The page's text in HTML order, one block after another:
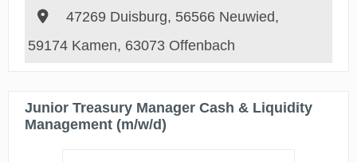
47269 Duisburg, 56566 Neuwied,
59174 Kamen, 63073 Offenbach
Junior Treasury Manager Cash & Liquidity
Management (m/w/d)